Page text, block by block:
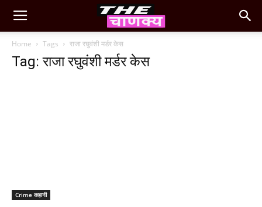
Home Tags राजा रघुवंशी मर्डर केस
Tag: राजा रघुवंशी मर्डर केस
Crime कहानी